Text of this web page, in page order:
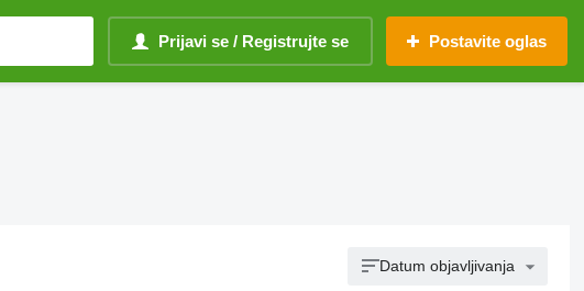
Prijavi se / Registrujte se Postavite oglas
Datum objavljivanja